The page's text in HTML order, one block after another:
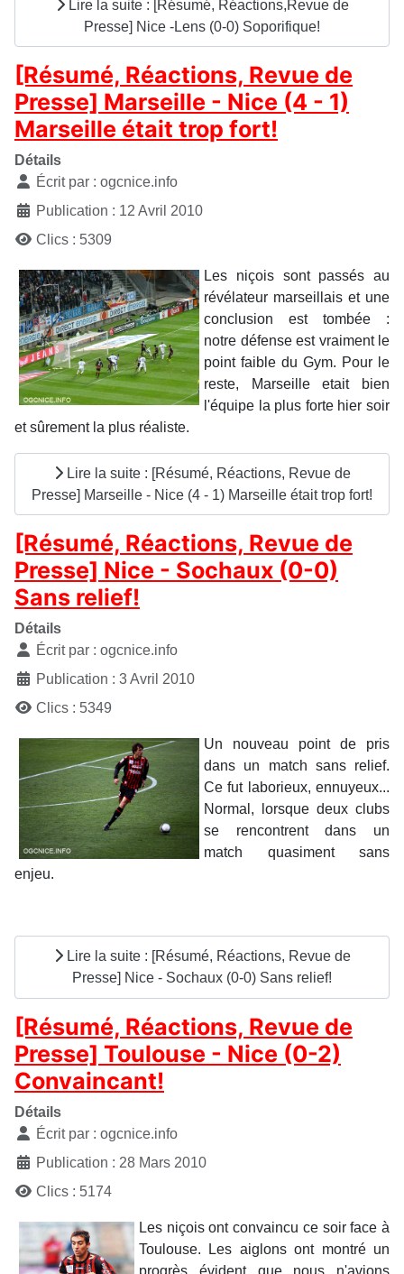
Lire la suite : [Résumé, Réactions,Revue de
Presse] Nice -Lens (0-0) Soporifique!
[Résumé, Réactions, Revue de
Presse] Marseille - Nice (4 - 1)
Marseille était trop fort!
Détails
Écrit par : ogcnice.info
Publication : 12 Avril 2010
Clics : 5309
Les niçois sont passés au
révélateur marseillais et une
conclusion est tombée :
notre défense est vraiment le
point faible du Gym. Pour le
reste, Marseille etait bien
l'équipe la plus forte hier soir
et sûrement la plus réaliste.
Lire la suite : [Résumé, Réactions, Revue de
Presse] Marseille - Nice (4 - 1) Marseille était trop fort!
[Résumé, Réactions, Revue de
Presse] Nice - Sochaux (0-0)
Sans relief!
Détails
Écrit par : ogcnice.info
Publication : 3 Avril 2010
Clics : 5349
Un nouveau point de pris
dans un match sans relief.
Ce fut laborieux, ennuyeux...
Normal, lorsque deux clubs
se rencontrent dans un
match quasiment sans
enjeu.
Lire la suite : [Résumé, Réactions, Revue de
Presse] Nice - Sochaux (0-0) Sans relief!
[Résumé, Réactions, Revue de
Presse] Toulouse - Nice (0-2)
Convaincant!
Détails
Écrit par : ogcnice.info
Publication : 28 Mars 2010
Clics : 5174
Les niçois ont convaincu ce soir face à
Toulouse. Les aiglons ont montré un
progrès évident que nous n'avions